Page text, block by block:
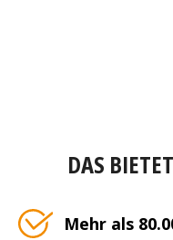
DAS
Mehr als